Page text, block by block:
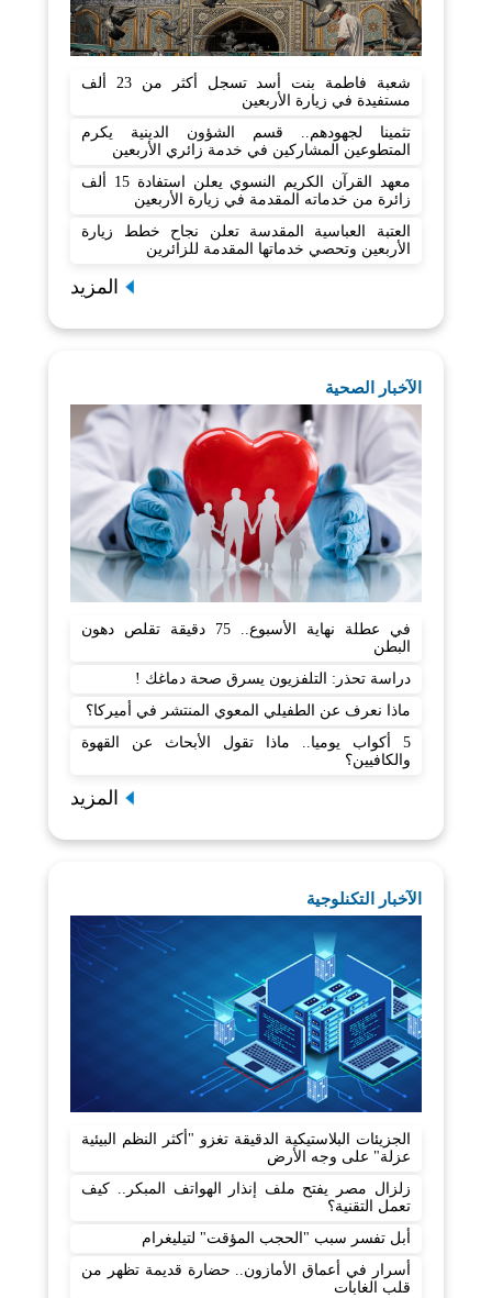
شعبة فاطمة بنت أسد تسجل أكثر من 23 ألف
مستفيدة في زيارة الأربعين
تثمينا لجهودهم.. قسم الشؤون الدينية يكرم
المتطوعين المشاركين في خدمة زائري الأربعين
معهد القرآن الكريم النسوي يعلن استفادة 15 ألف
زائرة من خدماته المقدمة في زيارة الأربعين
العتبة العباسية المقدسة تعلن نجاح خطط زيارة
الأربعين وتحصي خدماتها المقدمة للزائرين
المزيد
الآخبار الصحية
في عطلة نهاية الأسبوع.. 75 دقيقة تقلص دهون
البطن
دراسة تحذر: التلفزيون يسرق صحة دماغك !
ماذا نعرف عن الطفيلي المعوي المنتشر في أميركا؟
5 أكواب يوميا.. ماذا تقول الأبحاث عن القهوة
والكافيين؟
المزيد
الآخبار التكنلوجية
الجزيئات البلاستيكية الدقيقة تغزو "أكثر النظم البيئية
عزلة" على وجه الأرض
زلزال مصر يفتح ملف إنذار الهواتف المبكر.. كيف
تعمل التقنية؟
أبل تفسر سبب "الحجب المؤقت" لتيليغرام
أسرار في أعماق الأمازون.. حضارة قديمة تظهر من
قلب الغابات